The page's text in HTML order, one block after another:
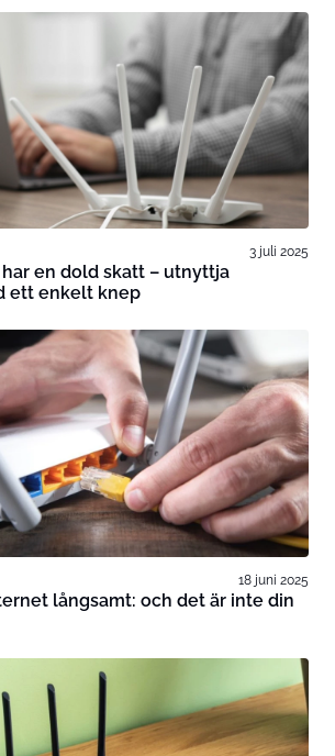
3 juli 2025
en dold skatt – utnyttja
ett enkelt knep
18 juni 2025
långsamt: och det är inte din